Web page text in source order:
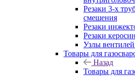
Резаки 3-х
смешения
Резаки
Резаки
Узлы
Товары для
Назад
Товары для